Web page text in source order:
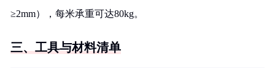
≥2mm），每米承重可达80kg。
三、工具与材料清单